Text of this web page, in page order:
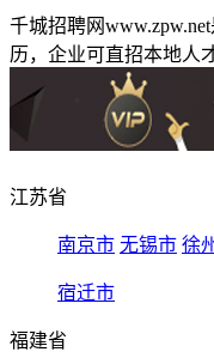
千城招聘网
历，企业可直招本地人
江苏省
南京市 无锡市 徐
宿迁市
福建省